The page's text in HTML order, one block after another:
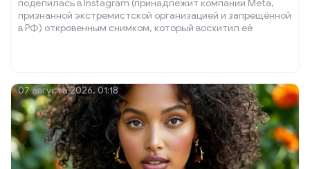
поделилась в Instagram (принадлежит компании Meta,
признанной экстремистской организацией и запрещённой
в РФ) откровенным снимком, который восхитил её
07 августа 2026, 01:18